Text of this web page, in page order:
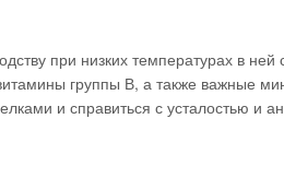
при низких температурах в
группы В, а также важные
и справиться с усталостью и